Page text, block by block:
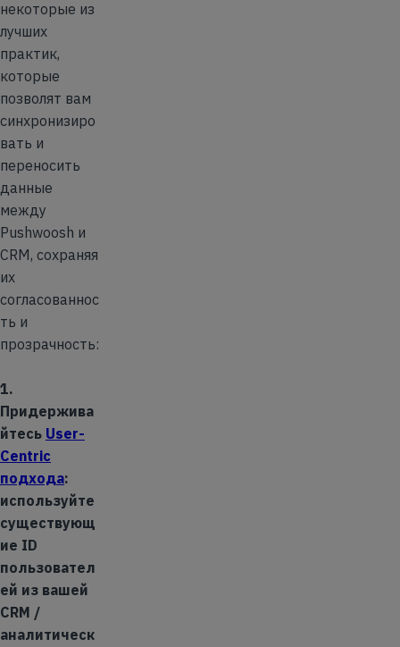
некоторые из
лучших
практик,
которые
позволят вам
синхронизиро
вать и
переносить
данные
между
Pushwoosh и
CRM, сохраняя
их
согласованнос
ть и
прозрачность:
1.
Придержива
йтесь User-
Centric
подхода:
используйте
существующ
ие ID
пользовател
ей из вашей
CRM /
аналитическ